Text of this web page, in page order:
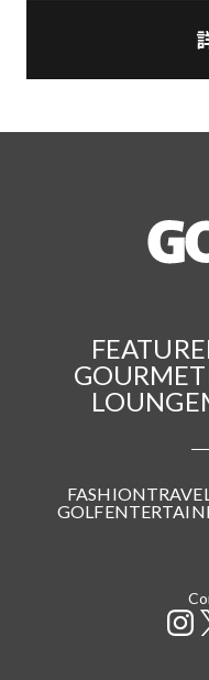
FEATURE
GOURMET
LOUNGE
FASHION
GOLF